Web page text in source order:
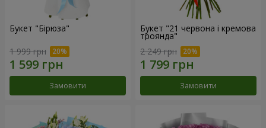
Букет "Бірюза"
1 999 грн
Замовити
Букет "21 червона і кремова
троянда"
2 249 грн
Замовити